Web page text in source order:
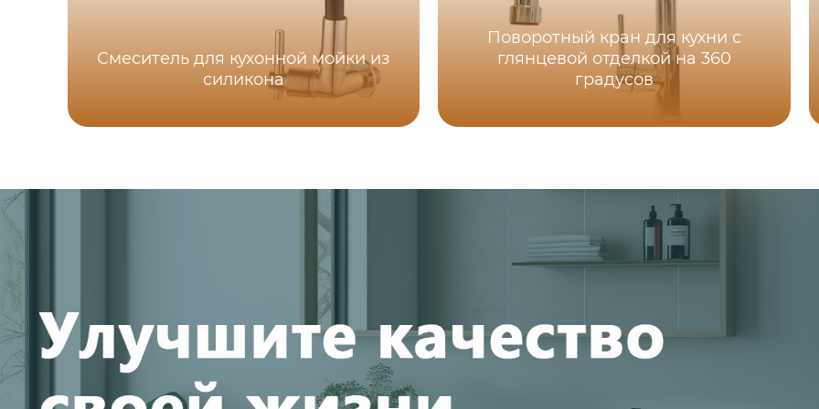
Смеситель для кухонной мойки из
силикона
Поворотный кран для кухни с
глянцевой отделкой на 360
градусов